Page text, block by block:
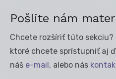
Pošlite nám
Chcete rozšíriť túto sekciu?
ktoré chcete sprístupniť aj
náš e-mail, alebo nás